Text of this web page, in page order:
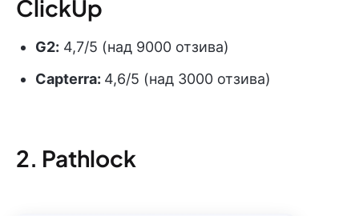
ClickUp
G2: 4,7/5 (над 9000 отзива)
Capterra: 4,6/5 (над 3000 отзива)
2. Pathlock